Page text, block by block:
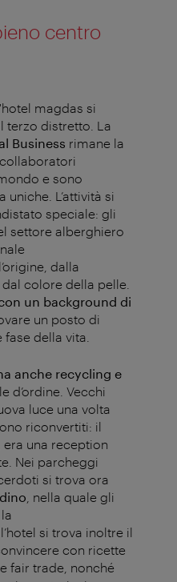
centro
magdas si
terzo distretto. La
Business rimane la
e sono
L’attività si
speciale: gli
settore alberghiero
dalla
colore della pelle.
un background di
un posto di
della vita.
anche recycling e
d’ordine. Vecchi
luce una volta
riconvertiti: il
una reception
Nei parcheggi
si trova ora
, nella quale gli
si trova inoltre il
con ricette
fair trade, nonché